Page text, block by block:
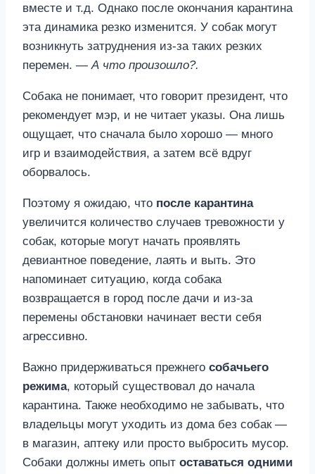
вместе и т.д. Однако после окончания карантина
эта динамика резко изменится. У собак могут
возникнуть затруднения из-за таких резких
перемен. — А что произошло?.
Собака не понимает, что говорит президент, что
рекомендует мэр, и не читает указы. Она лишь
ощущает, что сначала было хорошо — много
игр и взаимодействия, а затем всё вдруг
оборвалось.
Поэтому я ожидаю, что после карантина
увеличится количество случаев тревожности у
собак, которые могут начать проявлять
девиантное поведение, лаять и выть. Это
напоминает ситуацию, когда собака
возвращается в город после дачи и из-за
перемены обстановки начинает вести себя
агрессивно.
Важно придерживаться прежнего собачьего
режима, который существовал до начала
карантина. Также необходимо не забывать, что
владельцы могут уходить из дома без собак —
в магазин, аптеку или просто выбросить мусор.
Собаки должны иметь опыт оставаться одними